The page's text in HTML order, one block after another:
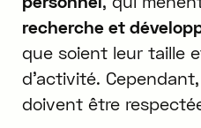
recherche et
que soient leur taille
d'activité.
doivent être